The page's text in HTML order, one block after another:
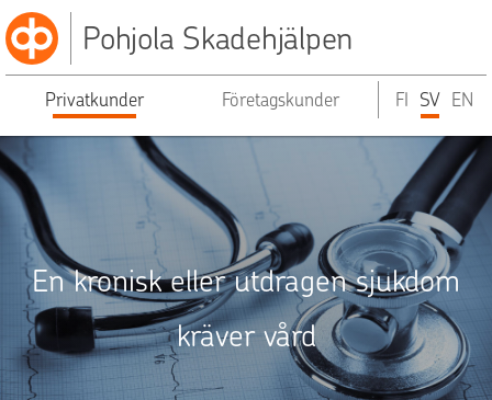
Pohjola Skadehjälpen
Privatkunder Företagskunder FI SV EN
En kronisk eller utdragen sjukdom
kräver vård